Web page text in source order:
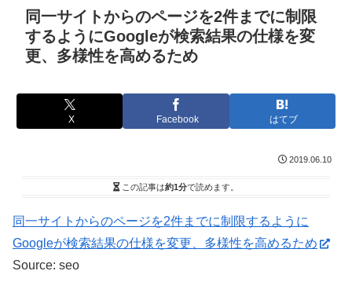
同一サイトからのページを2件までに制限
するようにGoogleが検索結果の仕様を変
更、多様性を高めるため
X Facebook はてブ
2019.06.10
この記事は約1分で読めます。
同一サイトからのページを2件までに制限するように
Googleが検索結果の仕様を変更、多様性を高めるため
Source: seo